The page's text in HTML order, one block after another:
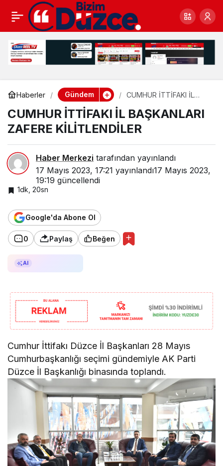
Haberler Gündem
CUMHUR İTTİFAKI İL
KİLİTLENDİLER
CUMHUR İTTİFAKI İL BAŞKANLARI
ZAFERE KİLİTLENDİLER
Haber Merkezi tarafından yayınlandı
17 Mayıs 2023, 17:21 yayınlandı17 Mayıs 2023,
19:19 güncellendi
1dk, 20sn
Google'da Abone Ol
0 Paylaş Beğen
AI
Cumhur İttifakı Düzce İl Başkanları 28 Mayıs
Cumhurbaşkanlığı seçimi gündemiyle AK Parti
Düzce İl Başkanlığı binasında toplandı.
DÜZCE’NİN TALİHİ
TEŞEKKÜR TURUNA
0 Paylaş